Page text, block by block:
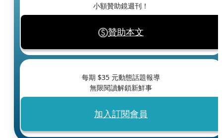
小額贊助鏡週刊！
贊助本文
每期 $35 元動態話題報導
無限閱讀解鎖新鮮事
加入訂閱會員